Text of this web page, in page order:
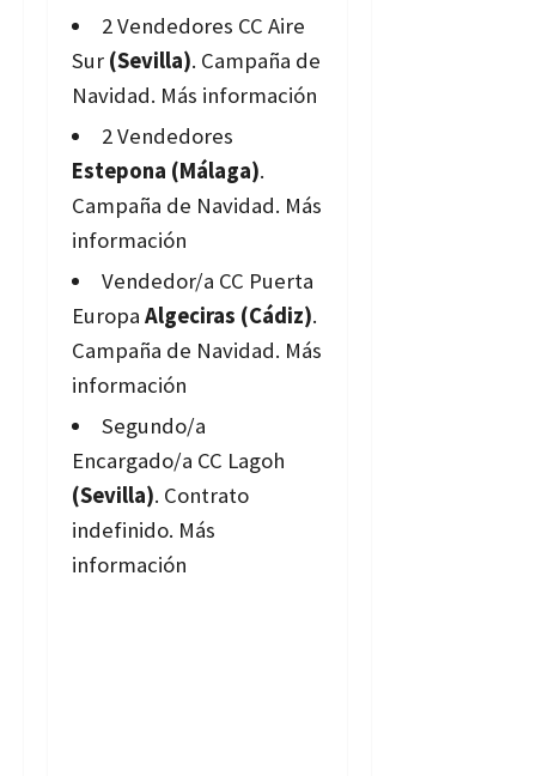
2 Vendedores CC Aire
Sur (Sevilla). Campaña de
Navidad. Más información
2 Vendedores
Estepona (Málaga).
Campaña de Navidad. Más
información
Vendedor/a CC Puerta
Europa Algeciras (Cádiz).
Campaña de Navidad. Más
información
Segundo/a
Encargado/a CC Lagoh
(Sevilla). Contrato
indefinido. Más
información